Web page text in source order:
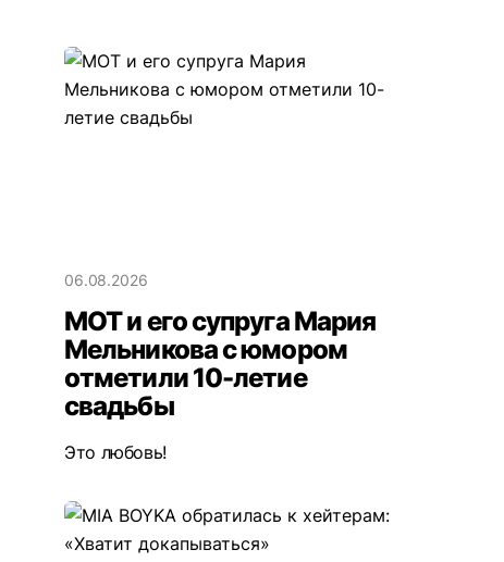
06.08.2026
МОТ и его супруга Мария
Мельникова с юмором
отметили 10-летие
свадьбы
Это любовь!